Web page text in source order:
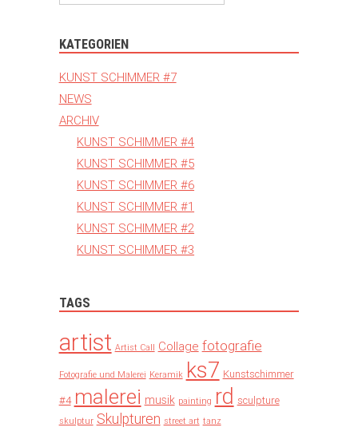
KATEGORIEN
KUNST SCHIMMER #7
NEWS
ARCHIV
KUNST SCHIMMER #4
KUNST SCHIMMER #5
KUNST SCHIMMER #6
KUNST SCHIMMER #1
KUNST SCHIMMER #2
KUNST SCHIMMER #3
TAGS
artist Artist Call Collage fotografie
Fotografie und Malerei Keramik ks7 Kunstschimmer
#4 malerei musik painting rd sculpture
skulptur Skulpturen street art tanz